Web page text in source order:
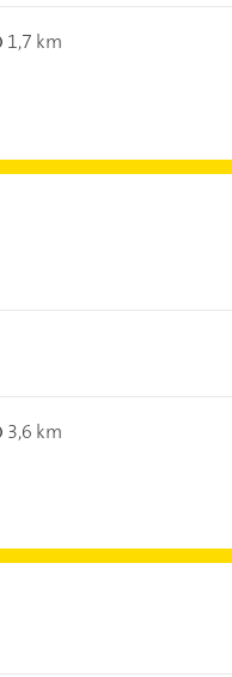
1,7 km
3,6 km